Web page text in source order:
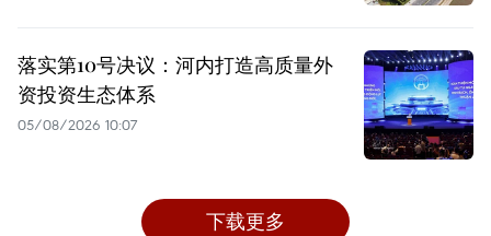
落实第10号决议：河内打造高质量外
资投资生态体系
05/08/2026 10:07
下载更多